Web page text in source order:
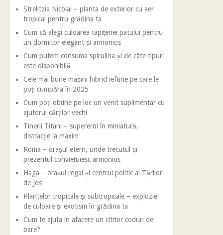
Strelitzia Nicolai – planta de exterior cu aer
tropical pentru grădina ta
Cum să alegi culoarea tapițeriei patului pentru
un dormitor elegant și armonios
Cum putem consuma spirulina și de câte tipuri
este disponibilă
Cele mai bune mașini hibrid ieftine pe care le
poți cumpăra în 2025
Cum poți obține pe loc un venit suplimentar cu
ajutorul cărților vechi
Tinerii Titani – supereroi în miniatură,
distracție la maxim
Roma – orașul etern, unde trecutul și
prezentul conviețuiesc armonios
Haga – orașul regal și centrul politic al Țărilor
de Jos
Plantelor tropicale și subtropicale – explozie
de culoare și exotism în grădina ta
Cum te ajuta in afacere un cititor coduri de
bare?